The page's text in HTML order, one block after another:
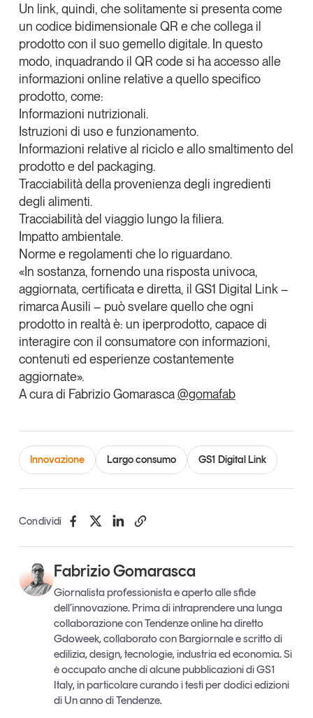
Un link, quindi, che solitamente si presenta come
un codice bidimensionale QR e checollega il
prodotto con il suo gemello digitale. In questo
modo, inquadrando il QR code si ha accesso alle
informazioni online relative a quello specifico
prodotto, come:
Informazioni nutrizionali.
Istruzioni di uso e funzionamento.
Informazioni relative al riciclo e allo smaltimento del
prodotto e del packaging.
Tracciabilità della provenienza degli ingredienti
degli alimenti.
Tracciabilità del viaggio lungo la filiera.
Impatto ambientale.
Norme e regolamenti che lo riguardano.
«In sostanza, fornendo una risposta univoca,
aggiornata, certificata e diretta, il GS1 Digital Link –
rimarca Ausili – può svelare quello che ogni
prodotto in realtà è: un iperprodotto, capace di
interagire con il consumatore con informazioni,
contenuti ed esperienze costantemente
aggiornate».
A cura di Fabrizio Gomarasca@gomafab
Innovazione Largo consumo GS1 Digital Link
Condividi
Fabrizio Gomarasca
Giornalista professionista e aperto alle sfide
dell’innovazione. Prima di intraprendere una lunga
collaborazione con Tendenze online ha diretto
Gdoweek, collaborato con Bargiornale e scritto di
edilizia, design, tecnologie, industria ed economia. Si
è occupato anche di alcune pubblicazioni di GS1
Italy, in particolare curando i testi per dodici edizioni
di Un anno di Tendenze.